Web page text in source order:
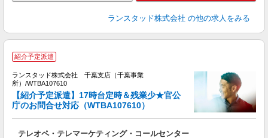
ランスタッド株式会社 の他の求人をみる
紹介予定派遣
ランスタッド株式会社 千葉支店（千葉事業
所）/WTBA107610
【紹介予定派遣】17時台定時＆残業少★官公
庁のお問合せ対応（WTBA107610）
テレオペ・テレマーケティング・コールセンター